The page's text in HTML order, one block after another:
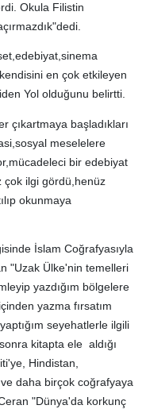
Okula Filistin
en çok etkileyen
Yol olduğunu belirtti.
çıkartmaya başladıkları
meselelere
bir edebiyat
çok ilgi gördü,henüz
okunmaya
İslam Coğrafyasıyla
"Uzak Ülke'nin temelleri
yazdığım bölgelere
yazma fırsatım
seyehatlerle ilgili
kitapta ele aldığı
Hindistan,
daha birçok coğrafyaya
"Dünya'da korkunç